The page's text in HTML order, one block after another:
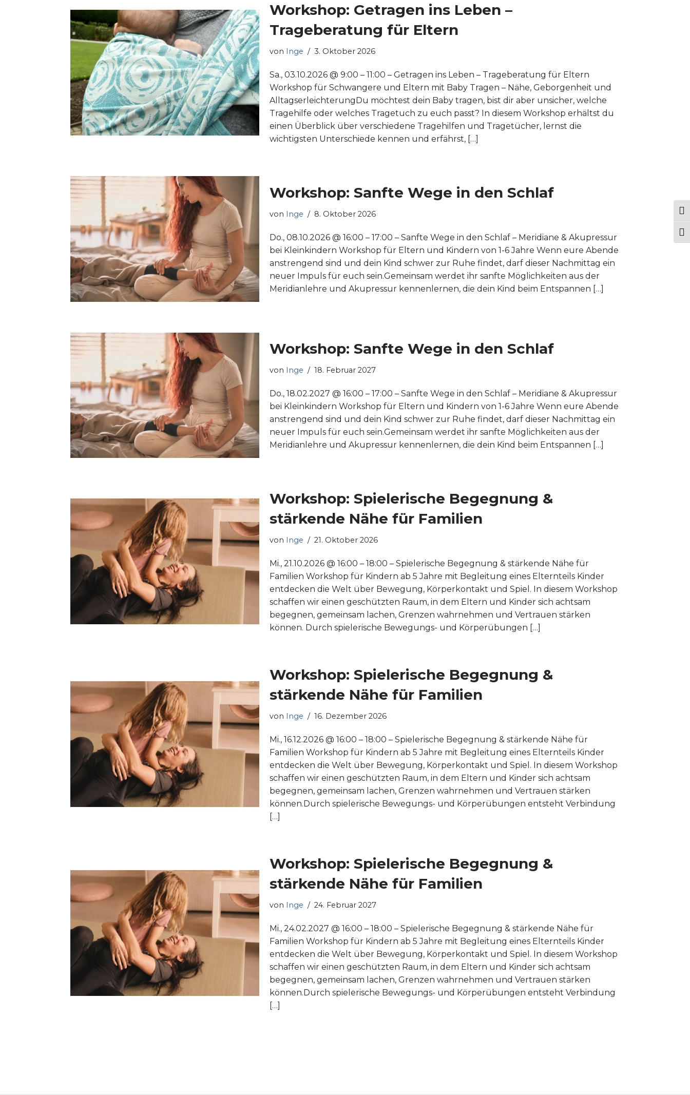
Workshop: Getragen ins Leben –
Trageberatung für Eltern
von Inge 3. Oktober 2026
Sa., 03.10.2026 @ 9:00 – 11:00 – Getragen ins Leben – Trageberatung für Eltern
Workshop für Schwangere und Eltern mit Baby Tragen – Nähe, Geborgenheit und
AlltagserleichterungDu möchtest dein Baby tragen, bist dir aber unsicher, welche
Tragehilfe oder welches Tragetuch zu euch passt? In diesem Workshop erhältst du
einen Überblick über verschiedene Tragehilfen und Tragetücher, lernst die
wichtigsten Unterschiede kennen und erfährst, […]
Workshop: Sanfte Wege in den Schlaf
von Inge 8. Oktober 2026
Do., 08.10.2026 @ 16:00 – 17:00 – Sanfte Wege in den Schlaf – Meridiane & Akupressur
bei Kleinkindern Workshop für Eltern und Kindern von 1-6 Jahre Wenn eure Abende
anstrengend sind und dein Kind schwer zur Ruhe findet, darf dieser Nachmittag ein
neuer Impuls für euch sein.Gemeinsam werdet ihr sanfte Möglichkeiten aus der
Meridianlehre und Akupressur kennenlernen, die dein Kind beim Entspannen […]
Workshop: Sanfte Wege in den Schlaf
von Inge 18. Februar 2027
Do., 18.02.2027 @ 16:00 – 17:00 – Sanfte Wege in den Schlaf – Meridiane & Akupressur
bei Kleinkindern Workshop für Eltern und Kindern von 1-6 Jahre Wenn eure Abende
anstrengend sind und dein Kind schwer zur Ruhe findet, darf dieser Nachmittag ein
neuer Impuls für euch sein.Gemeinsam werdet ihr sanfte Möglichkeiten aus der
Meridianlehre und Akupressur kennenlernen, die dein Kind beim Entspannen […]
Workshop: Spielerische Begegnung &
stärkende Nähe für Familien
von Inge 21. Oktober 2026
Mi., 21.10.2026 @ 16:00 – 18:00 – Spielerische Begegnung & stärkende Nähe für
Familien Workshop für Kindern ab 5 Jahre mit Begleitung eines Elternteils Kinder
entdecken die Welt über Bewegung, Körperkontakt und Spiel. In diesem Workshop
schaffen wir einen geschützten Raum, in dem Eltern und Kinder sich achtsam
begegnen, gemeinsam lachen, Grenzen wahrnehmen und Vertrauen stärken
können. Durch spielerische Bewegungs- und Körperübungen […]
Workshop: Spielerische Begegnung &
stärkende Nähe für Familien
von Inge 16. Dezember 2026
Mi., 16.12.2026 @ 16:00 – 18:00 – Spielerische Begegnung & stärkende Nähe für
Familien Workshop für Kindern ab 5 Jahre mit Begleitung eines Elternteils Kinder
entdecken die Welt über Bewegung, Körperkontakt und Spiel. In diesem Workshop
schaffen wir einen geschützten Raum, in dem Eltern und Kinder sich achtsam
begegnen, gemeinsam lachen, Grenzen wahrnehmen und Vertrauen stärken
können.Durch spielerische Bewegungs- und Körperübungen entsteht Verbindung
[…]
Workshop: Spielerische Begegnung &
stärkende Nähe für Familien
von Inge 24. Februar 2027
Mi., 24.02.2027 @ 16:00 – 18:00 – Spielerische Begegnung & stärkende Nähe für
Familien Workshop für Kindern ab 5 Jahre mit Begleitung eines Elternteils Kinder
entdecken die Welt über Bewegung, Körperkontakt und Spiel. In diesem Workshop
schaffen wir einen geschützten Raum, in dem Eltern und Kinder sich achtsam
begegnen, gemeinsam lachen, Grenzen wahrnehmen und Vertrauen stärken
können.Durch spielerische Bewegungs- und Körperübungen entsteht Verbindung
[…]